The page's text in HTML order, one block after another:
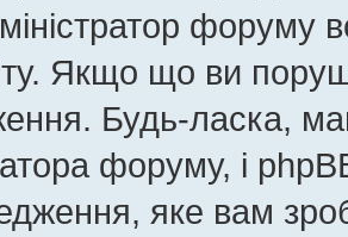
форуму
Якщо що ви
Будь-ласка,
форуму, і
яке вам